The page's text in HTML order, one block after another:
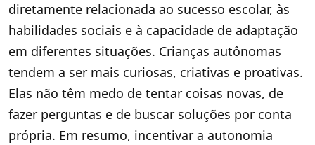
diretamente relacionada ao sucesso escolar, às
habilidades sociais e à capacidade de adaptação
em diferentes situações. Crianças autônomas
tendem a ser mais curiosas, criativas e proativas.
Elas não têm medo de tentar coisas novas, de
fazer perguntas e de buscar soluções por conta
própria. Em resumo, incentivar a autonomia